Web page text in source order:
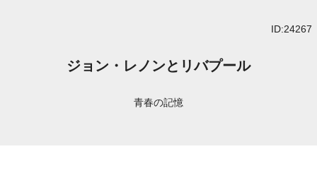
ID:24267
ジョン・レノンとリバプール
青春の記憶